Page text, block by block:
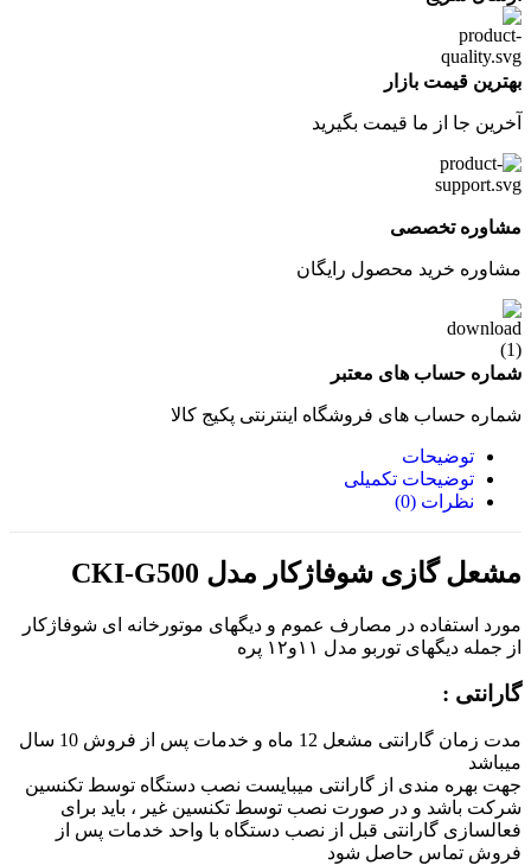
بهترین قیمت بازار
آخرین جا از ما قیمت بگیرید
مشاوره تخصصی
مشاوره خرید محصول رایگان
شماره حساب های معتبر
شماره حساب های فروشگاه اینترنتی پکیج کالا
توضیحات
توضیحات تکمیلی
نظرات (0)
مشعل گازی شوفاژکار مدل CKI-G500
مورد استفاده در مصارف عموم و دیگهای موتورخانه ای شوفاژکار
از جمله دیگهای توربو مدل ۱۱و۱۲ پره
گارانتی :
مدت زمان گارانتی مشعل 12 ماه و خدمات پس از فروش 10 سال
میباشد
جهت بهره مندی از گارانتی میبایست نصب دستگاه توسط تکنسین
شرکت باشد و در صورت نصب توسط تکنسین غیر ، باید برای
فعالسازی گارانتی قبل از نصب دستگاه با واحد خدمات پس از
فروش تماس حاصل شود